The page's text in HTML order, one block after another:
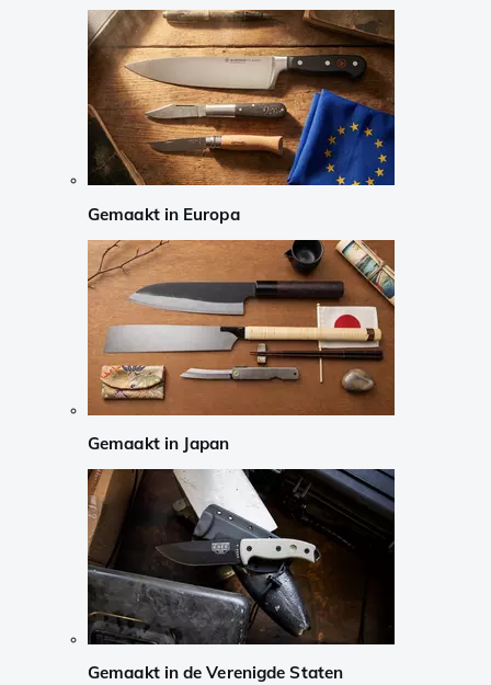
Gemaakt in Europa
Gemaakt in Japan
Gemaakt in de Verenigde Staten